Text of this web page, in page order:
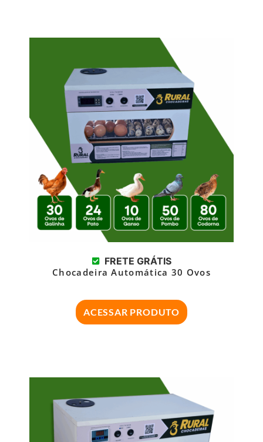
FRETE GRÁTIS
Chocadeira Automática 30 Ovos
ACESSAR PRODUTO